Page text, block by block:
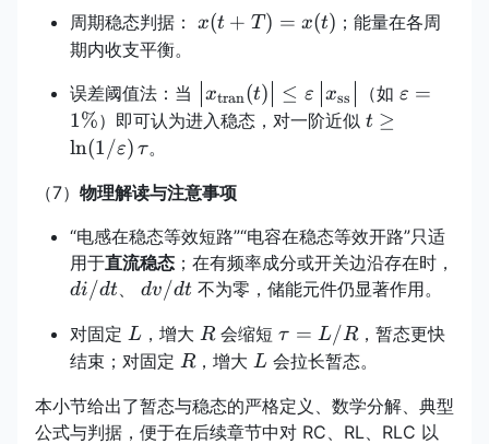
周期稳态判据： x(t+T)=x(t)
x(t + T ) = x(t) ；能量在各周
期内收支平衡。
误差阈值法：当
\big|x_{\text{tran}}(t)\big|\le
xtran(t) ≤ ε xss （如 ε =
1%）即可认为进入稳态，对一阶近似 t\ge
t ≥
ln(1/ε) τ 。
（7） 物理解读与注意事项
“电感在稳态等效短路”“电容在稳态等效开路”只适
用于直流稳态 ；在有频率成分或开关边沿存在时，
di/dt
di/dt dv/dt
dv/dt不为零，储能元件仍显著作用。
对固定 L
L ，增大 R
R会缩短\tau=L/R
τ = L/R，暂态更快
结束；对固定 R
R，增大 L
L 会拉长暂态。
本小节给出了暂态与稳态的严格定义、数学分解、典型
公式与判据，便于在后续章节中对 RC、RL、RLC 以